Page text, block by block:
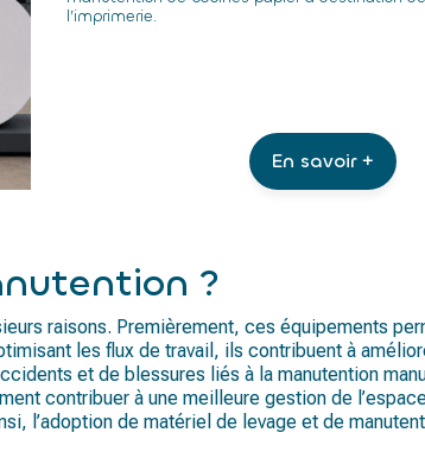
l’imprimerie.
En savoir +
?
raisons. Premièrement, ces équipements
les flux de travail, ils contribuent à
et de blessures liés à la manutention
contribuer à une meilleure gestion de
l’adoption de matériel de levage et de